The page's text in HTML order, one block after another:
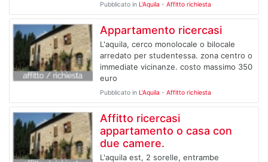
Pubblicato in L'Aquila - Affitto richiesta
Appartamento ricercasi
L'aquila, cerco monolocale o bilocale
arredato per studentessa. zona centro o
immediate vicinanze. costo massimo 350
euro
Pubblicato in L'Aquila - Affitto richiesta
Affitto ricercasi
appartamento o casa con
due camere.
L'aquila est, 2 sorelle, entrambe